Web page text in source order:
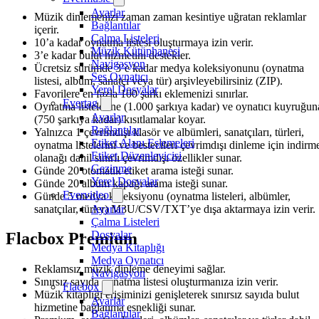
Ayarlar
Bağlantılar
Çalma Listeleri
Müzik Kütüphanesi
Navigasyon
Ses Oynatıcı
Yerel Dosyalar
Evertag
Ayarlar
Bağlantılar
Etiket Alanı Eşlemeleri
Etiket Düzenleyicisi
Gezinme
Yerel Dosyalar
Evervideo
Ayarlar
Çalma Listeleri
Dosyalar
Medya Kitaplığı
Medya Oynatıcı
Navigasyon
Flacbox
Ayarlar
Bağlantılar
Müzik dinlemenizi zaman zaman kesintiye uğratan reklamlar
içerir.
10’a kadar oynatma listesi oluşturmaya izin verir.
3’e kadar bulut hizmetini destekler.
Ücretsiz sürümde 3’e kadar medya koleksiyonunu (oynatma
listesi, albüm, sanatçı veya tür) arşivleyebilirsiniz (ZIP).
Favorilere en fazla 100 şarkı eklemenizi sınırlar.
Oynatma listelerine (1.000 şarkıya kadar) ve oynatıcı
(750 şarkıya kadar) kısıtlamalar koyar.
Yalnızca 1 çevrimdışı klasör ve albümleri, sanatçıları, türleri,
oynatma listelerini ve bestecileri çevrimdışı dinleme için
olanağı dahil sınırlı çevrimdışı özellikler sunar.
Günde 20 otomatik etiket arama isteği sunar.
Günde 20 albüm kapağı arama isteği sunar.
Günde 5 medya koleksiyonu (oynatma listeleri, albümler,
sanatçılar, türler) M3U/CSV/TXT’ye dışa aktarmaya izin verir.
Flacbox Premium
Reklamsız müzik dinleme deneyimi sağlar.
Sınırsız sayıda oynatma listesi oluşturmanıza izin verir.
Müzik kitaplığı erişiminizi genişleterek sınırsız sayıda bulut
hizmetine bağlanma esnekliği sunar.